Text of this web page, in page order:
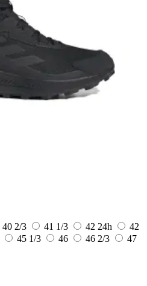
40 2/3 41 1/3 42 24h
42
45 1/3 46 46 2/3
47